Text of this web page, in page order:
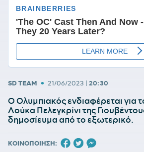
SD TEAM • 21/06/2023 | 20:30
Ο Ολυμπιακός ενδιαφέρεται για
Λούκα Πελεγκρίνι της
δημοσίευμα από το εξωτερικό.
ΚΟΙΝΟΠΟΙΗΣΗ: